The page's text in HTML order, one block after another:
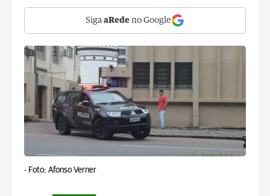
Siga aRede no Google
- Foto: Afonso Verner